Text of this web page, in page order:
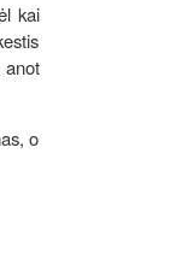
kai
anot
o